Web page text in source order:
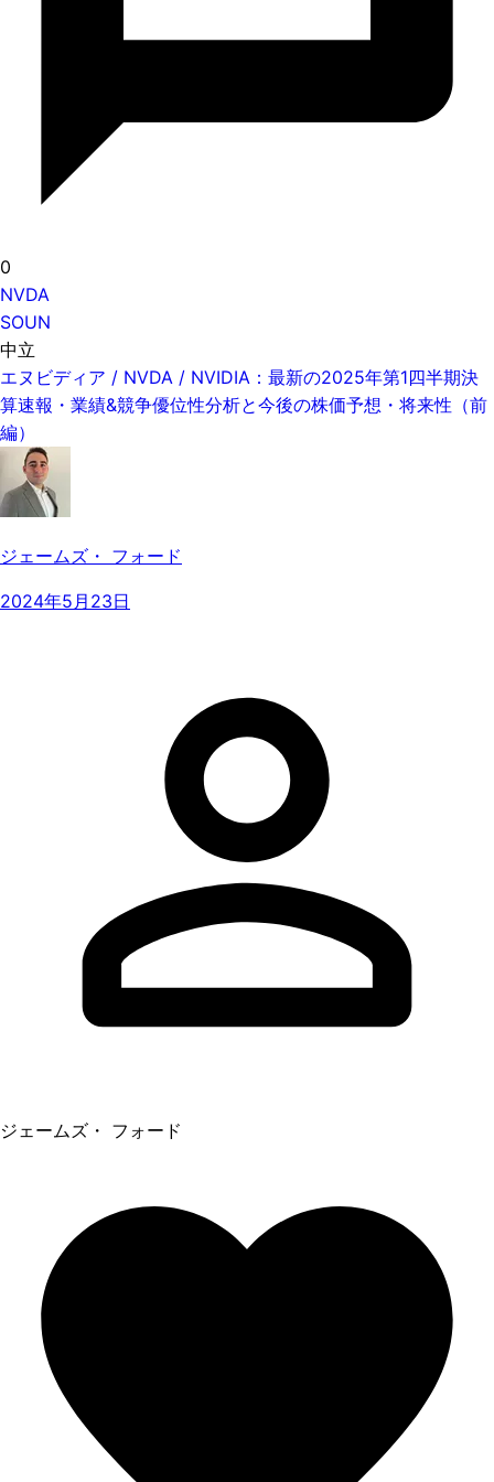
0
NVDA
SOUN
中立
エヌビディア / NVDA / NVIDIA：最新の2025年第1四半期決
算速報・業績&競争優位性分析と今後の株価予想・将来性（前
編）
ジェームズ・ フォード
2024年5月23日
ジェームズ・ フォード